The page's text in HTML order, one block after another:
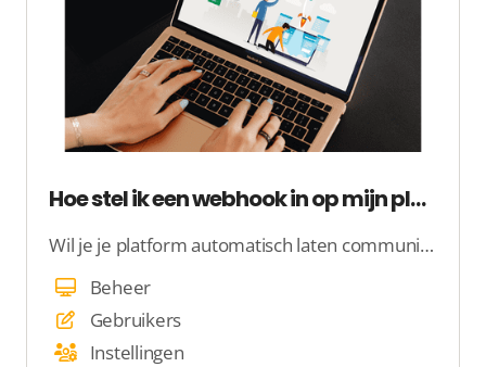
Hoe stel ik een webhook in op mijn platform?
Wil je je platform automatisch laten communiceren met externe tools zoals Zapier, Mandrill of Mailchimp? Met SiteCMS kun je eenvoudig webhooks instellen, zodat data automatisch wordt doorgestuurd zodra er iets gebeurt op je platform. Volg de onderstaande stappen om een webhook aan te maken en te koppelen aan je gewenste actie.
Beheer
Gebruikers
Instellingen